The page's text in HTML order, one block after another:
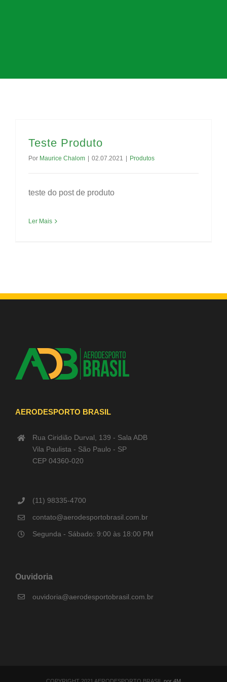
Teste Produto
Por Maurice Chalom 02.07.2021 Produtos
teste do post de produto
Ler Mais
AERODESPORTO BRASIL
Rua Ciridião Durval, 139 - Sala ADB
Vila Paulista - São Paulo - SP
CEP 04360-020
(11) 98335-4700
contato@aerodesportobrasil.com.br
Segunda - Sábado: 9:00 às 18:00 PM
Ouvidoria
ouvidoria@aerodesportobrasil.com.br